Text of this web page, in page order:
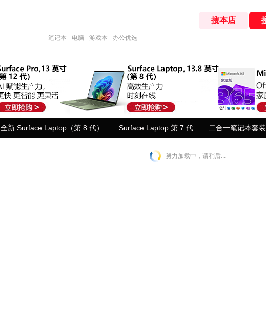
笔记本 电脑 游戏本 办公优选
全新 Surface Laptop（第 8 代） Surface Laptop 第 7 代 二合一笔记本套装
努力加载中，请稍后...